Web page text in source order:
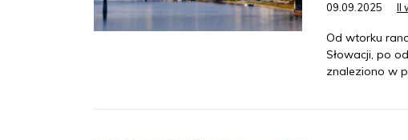
09.09.2025 II
Od wtorku
Słowacji, po
znaleziono w